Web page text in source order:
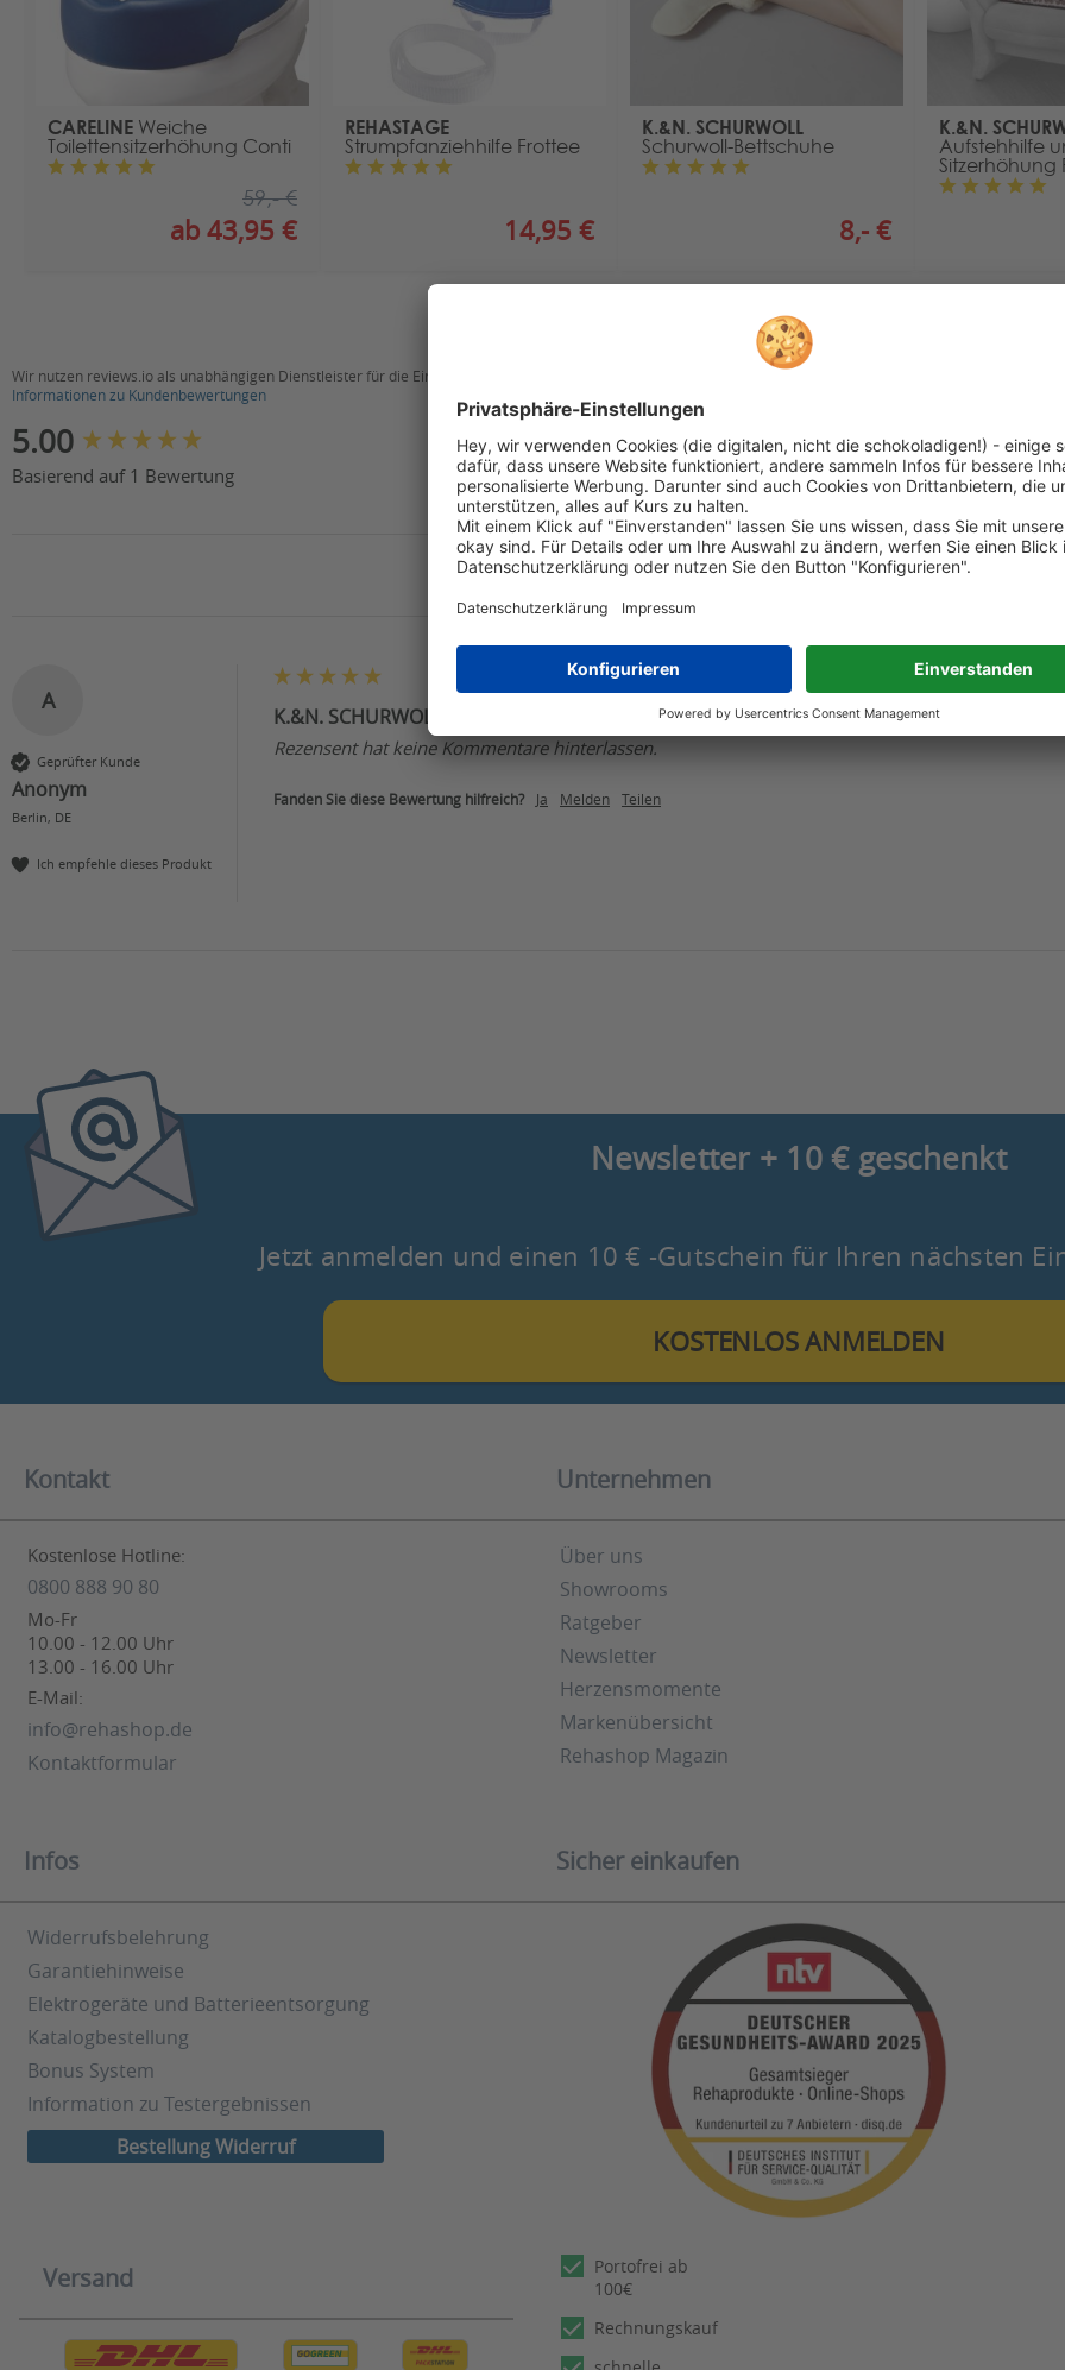
CARELINE Weiche
Toilettensitzerhöhung Conti
ab 43,95 €
59,- €
REHASTAGE
Strumpfanziehhilfe Frottee
14,95 €
K.&N. SCHURWOLL
Schurwoll-Bettschuhe
8,- €
K.&N.
Aufstehhilfe
Sitzerhöhung
Wir nutzen reviews.io als unabhängigen Dienstleister für die Einholung von Bewertungen. reviews.io hat Maßnahmen ergriffen, um sicherzustellen, dass es
Informationen zu Kundenbewertungen
5.00
Basierend auf 1 Bewertung
A
Geprüfter Kunde
Anonym
Berlin, DE
Ich empfehle dieses Produkt
K.&N. SCHURWOLL Schurwoll-Chirokeilkissen
Rezensent hat keine Kommentare hinterlassen.
Fanden Sie diese Bewertung hilfreich? Ja Melden Teilen
Newsletter + 10 € geschenkt
Jetzt anmelden und einen 10 € -Gutschein für Ihren nächsten
KOSTENLOS ANMELDEN
Kontakt
Kostenlose Hotline:
0800 888 90 80
Mo-Fr
10.00 - 12.00 Uhr
13.00 - 16.00 Uhr
E-Mail:
info@rehashop.de
Kontaktformular
Unternehmen
Über uns
Showrooms
Ratgeber
Newsletter
Herzensmomente
Markenübersicht
Rehashop Magazin
Infos
Widerrufsbelehrung
Garantiehinweise
Elektrogeräte und Batterieentsorgung
Katalogbestellung
Bonus System
Information zu Testergebnissen
Bestellung Widerruf
Versand
Sicher einkaufen
Portofrei ab
100€
Rechnungskauf